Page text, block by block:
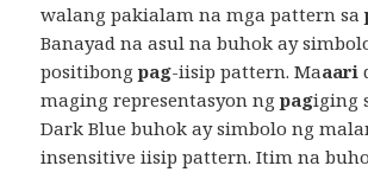
walang pakialam na mga pattern sa
Banayad na asul na buhok ay
positibongpag-iisip pattern. Maaari
maging representasyon ngpagiging
Dark Blue buhok ay simbolo ng
insensitive iisip pattern. Itim na